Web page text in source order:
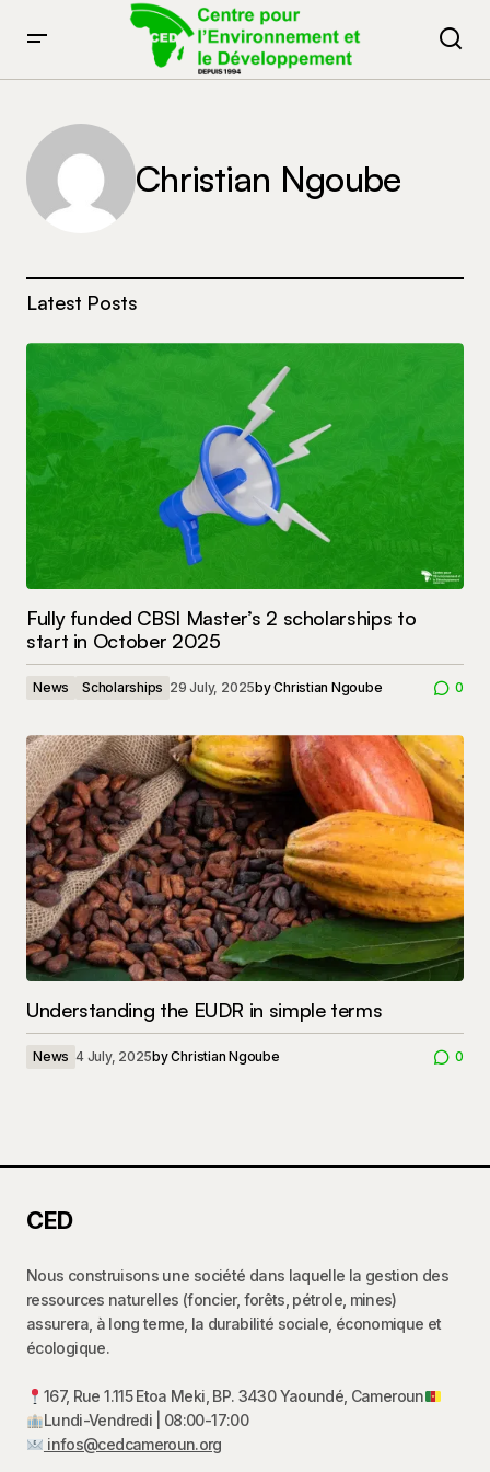
Christian Ngoube
Latest Posts
Fully funded CBSI Master’s 2 scholarships to
start in October 2025
News Scholarships 29 July, 2025byChristian Ngoube 0
Understanding the EUDR in simple terms
News 4 July, 2025byChristian Ngoube 0
CED
Nous construisons une société dans laquelle la gestion des
ressources naturelles (foncier, forêts, pétrole, mines)
assurera, à long terme, la durabilité sociale, économique et
écologique.
167, Rue 1.115 Etoa Meki, BP. 3430 Yaoundé, Cameroun
Lundi-Vendredi | 08:00-17:00
infos@cedcameroun.org